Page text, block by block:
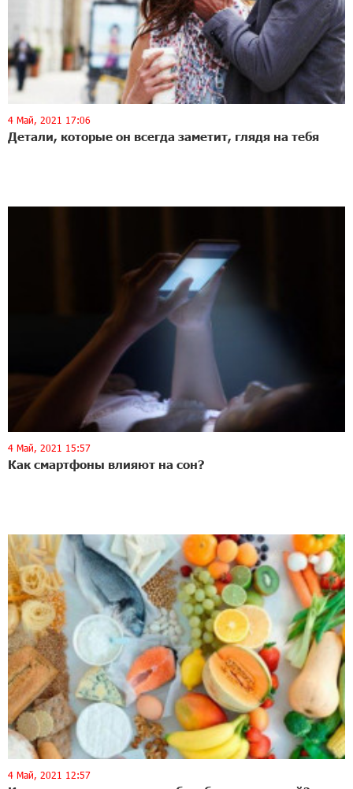
4 Май, 2021 17:06
Детали, которые он всегда заметит, глядя на тебя
4 Май, 2021 15:57
Как смартфоны влияют на сон?
4 Май, 2021 12:57